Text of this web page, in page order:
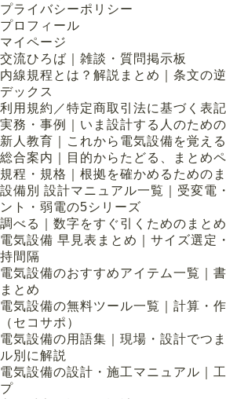
プライバシーポリシー
プロフィール
マイページ
交流ひろば｜雑談・質問掲示板
内線規程とは？解説まとめ｜条文の
デックス
利用規約／特定商取引法に基づく表記
実務・事例｜いま設計する人のため
新人教育｜これから電気設備を覚え
総合案内｜目的からたどる、まとめ
規程・規格｜根拠を確かめるための
設備別 設計マニュアル一覧｜受変電
ント・弱電の5シリーズ
調べる｜数字をすぐ引くためのまとめ
電気設備 早見表まとめ｜サイズ選定
持間隔
電気設備のおすすめアイテム一覧｜
まとめ
電気設備の無料ツール一覧｜計算・
（セコサポ）
電気設備の用語集｜現場・設計でつ
ル別に解説
電気設備の設計・施工マニュアル｜
プ